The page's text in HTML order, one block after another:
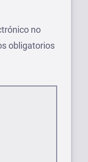
no
obligatorios